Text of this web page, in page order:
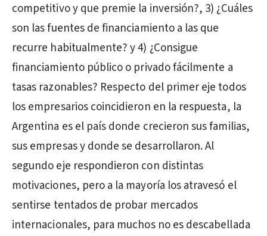
competitivo y que premie la inversión?, 3) ¿Cuáles
son las fuentes de financiamiento a las que
recurre habitualmente? y 4) ¿Consigue
financiamiento público o privado fácilmente a
tasas razonables? Respecto del primer eje todos
los empresarios coincidieron en la respuesta, la
Argentina es el país donde crecieron sus familias,
sus empresas y donde se desarrollaron. Al
segundo eje respondieron con distintas
motivaciones, pero a la mayoría los atravesó el
sentirse tentados de probar mercados
internacionales, para muchos no es descabellada